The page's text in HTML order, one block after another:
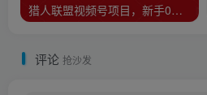
猎人联盟视频号项目，新手0基础轻松月赚10000+，保姆级教程原价4988元
评论 抢沙发